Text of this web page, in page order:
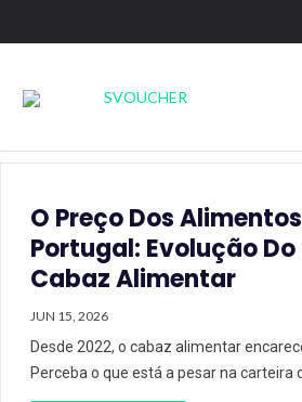
O Preço Dos
Portugal: Evolução
Cabaz Alimentar
JUN 15, 2026
Desde 2022, o cabaz alimentar
Perceba o que está a pesar na carteira